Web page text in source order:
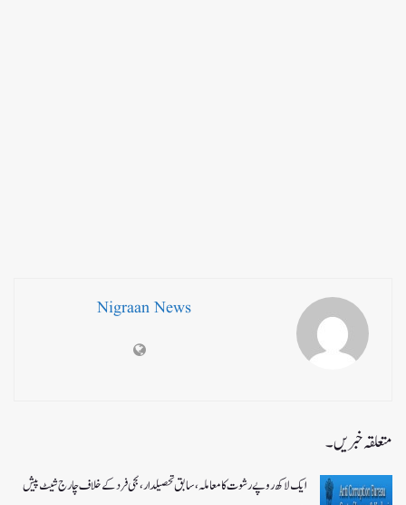
Nigraan News
متعلقہ خبریں۔
ایک لاکھ روپے رشوت کا معاملہ،سابق تحصیلدار، نجی فرد کے خلاف چارج شیٹ پیش